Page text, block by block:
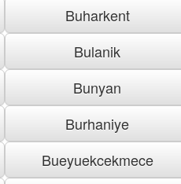
Buharkent
Bulanik
Bunyan
Burhaniye
Bueyuekcekmece